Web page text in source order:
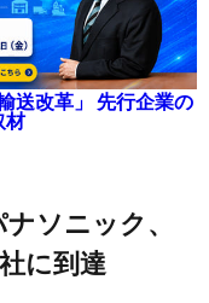
送改革」 先行企業の
材
に到達